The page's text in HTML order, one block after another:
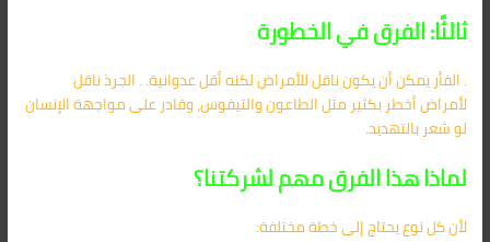
ثالثًا: الفرق في الخطورة
. الفأر يمكن أن يكون ناقل للأمراض لكنه أقل عدوانية. . الجرذ ناقل
لأمراض أخطر بكثير مثل الطاعون والتيفوس، وقادر على مواجهة الإنسان
لو شعر بالتهديد.
لماذا هذا الفرق مهم لشركتنا؟
لأن كل نوع يحتاج إلى خطة مختلفة: